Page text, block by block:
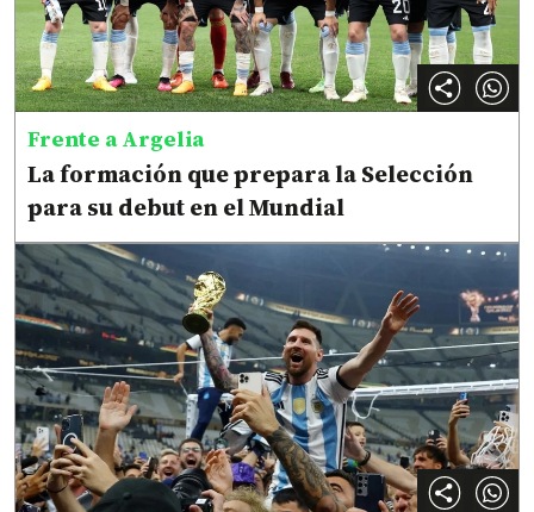
Frente a Argelia
La formación que prepara la Selección
para su debut en el Mundial